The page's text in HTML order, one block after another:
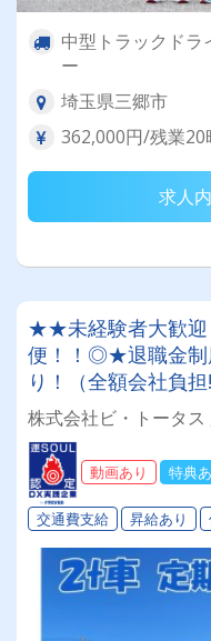
中型トラックドラ
ー
埼玉県三郷市
362,000円/残業20
求人
★★未経験者大歓
便！！◎★退職金制
り！（全額会社負
デビューを応援し
資材配送ドライバ
得★朝8時前後出勤
務無し！
株式会社ビ・トータ
動画あり 特典
交通費支給 昇給あり